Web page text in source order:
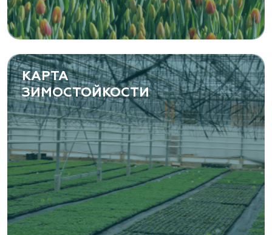
КАРТА
ЗИМОСТОЙКОСТИ